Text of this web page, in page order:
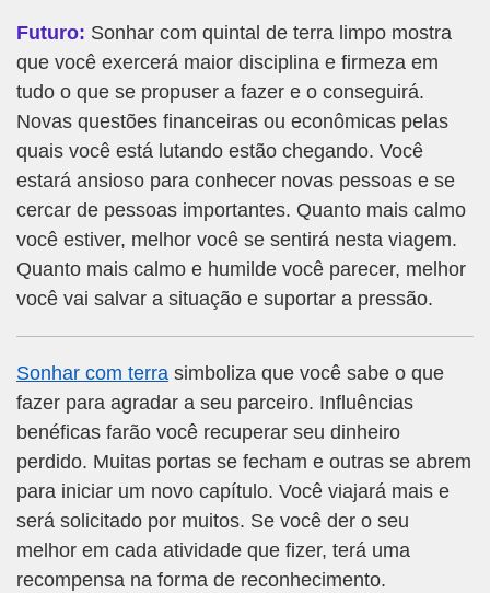
Futuro: Sonhar com quintal de terra limpo mostra
que você exercerá maior disciplina e firmeza em
tudo o que se propuser a fazer e o conseguirá.
Novas questões financeiras ou econômicas pelas
quais você está lutando estão chegando. Você
estará ansioso para conhecer novas pessoas e se
cercar de pessoas importantes. Quanto mais calmo
você estiver, melhor você se sentirá nesta viagem.
Quanto mais calmo e humilde você parecer, melhor
você vai salvar a situação e suportar a pressão.
Sonhar com terra simboliza que você sabe o que
fazer para agradar a seu parceiro. Influências
benéficas farão você recuperar seu dinheiro
perdido. Muitas portas se fecham e outras se abrem
para iniciar um novo capítulo. Você viajará mais e
será solicitado por muitos. Se você der o seu
melhor em cada atividade que fizer, terá uma
recompensa na forma de reconhecimento.